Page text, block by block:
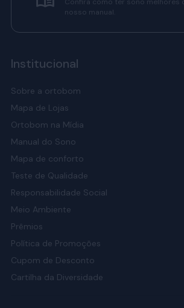
Confira como ter sono melhores
nosso manual.
Institucional
Sobre a ortobom
Mapa de Lojas
Ortobom na Mídia
Manual do Sono
Mapa de conforto
Teste de Qualidade
Responsabilidade Social
Meio Ambiente
Prêmios
Política de Promoções
Cupom de Desconto
Cartilha da Diversidade